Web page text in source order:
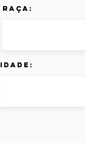
Raça:
Idade: